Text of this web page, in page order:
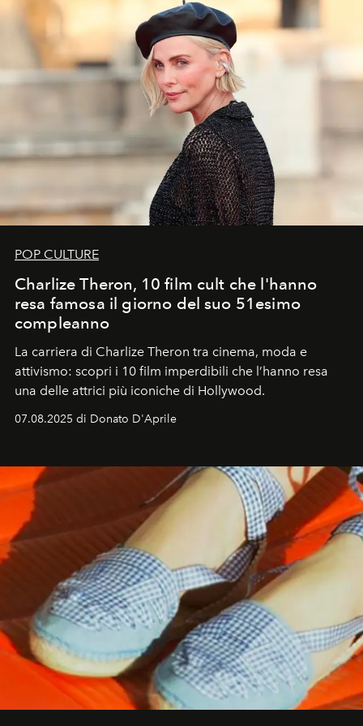
POP CULTURE
Charlize Theron, 10 film cult che l'hanno
resa famosa il giorno del suo 51esimo
compleanno
La carriera di Charlize Theron tra cinema, moda e
attivismo: scopri i 10 film imperdibili che l’hanno resa
una delle attrici più iconiche di Hollywood.
07.08.2025 di Donato D'Aprile